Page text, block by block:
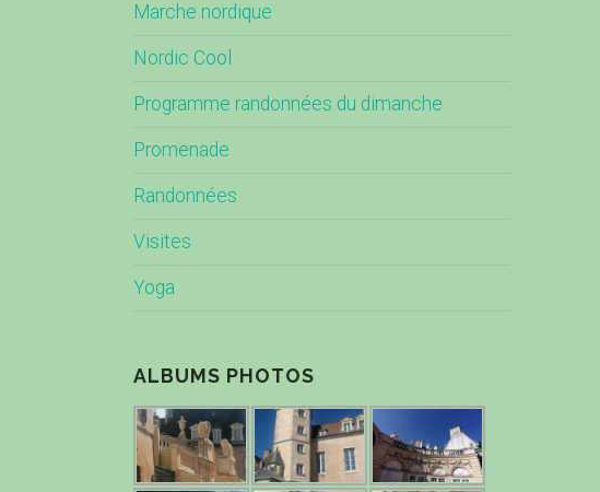
Marche nordique
Nordic Cool
Programme randonnées du dimanche
Promenade
Randonnées
Visites
Yoga
ALBUMS PHOTOS